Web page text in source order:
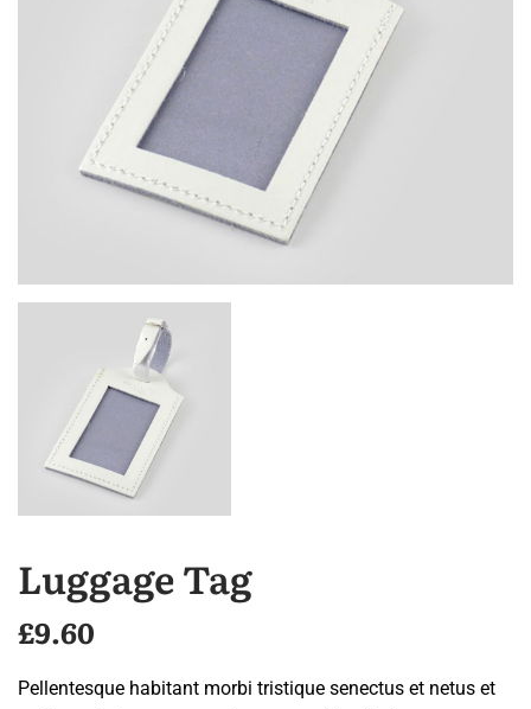
Luggage Tag
£9.60
Pellentesque habitant morbi tristique senectus et netus et